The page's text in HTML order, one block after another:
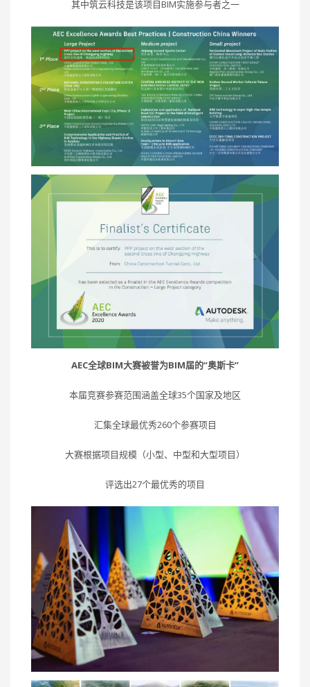
其中筑云科技是该项目BIM实施参与者之一
AEC全球BIM大赛被誉为BIM届的“奥斯卡”
本届竞赛参赛范围涵盖全球35个国家及地区
汇集全球最优秀260个参赛项目
大赛根据项目规模（小型、中型和大型项目）
评选出27个最优秀的项目